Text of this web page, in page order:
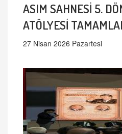
ASIM SAHNESİ 5.
ATÖLYESİ
27 Nisan 2026 Pazartesi